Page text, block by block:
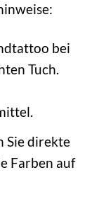
bei
Tuch.
Sie direkte
Farben auf